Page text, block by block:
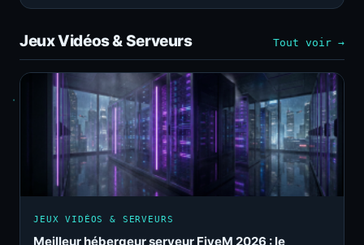
Jeux Vidéos & Serveurs Tout voir →
JEUX VIDÉOS & SERVEURS
Meilleur hébergeur serveur FiveM 2026 : le